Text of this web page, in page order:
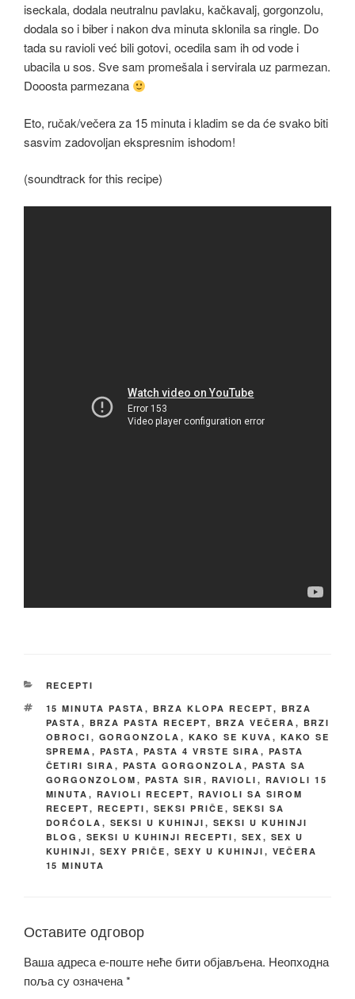
iseckala, dodala neutralnu pavlaku, kačkavalj, gorgonzolu,
dodala so i biber i nakon dva minuta sklonila sa ringle. Do
tada su ravioli već bili gotovi, ocedila sam ih od vode i
ubacila u sos. Sve sam promešala i servirala uz parmezan.
Dooosta parmezana
Eto, ručak/večera za 15 minuta i kladim se da će svako biti
sasvim zadovoljan ekspresnim ishodom!
(soundtrack for this recipe)
КАТЕГОРИЈЕ
RECEPTI
ОЗНАКЕ
15 MINUTA PASTA , BRZA KLOPA RECEPT, BRZA
PASTA , BRZA PASTA RECEPT, BRZA VEČERA , BRZI
OBROCI , GORGONZOLA , KAKO SE KUVA , KAKO SE
SPREMA , PASTA , PASTA 4 VRSTE SIRA , PASTA
ČETIRI SIRA , PASTA GORGONZOLA , PASTA SA
GORGONZOLOM , PASTA SIR , RAVIOLI , RAVIOLI 15
MINUTA , RAVIOLI RECEPT, RAVIOLI SA SIROM
RECEPT, RECEPTI , SEKSI PRIČE , SEKSI SA
DORĆOLA , SEKSI U KUHINJI , SEKSI U KUHINJI
BLOG , SEKSI U KUHINJI RECEPTI , SEX , SEX U
KUHINJI , SEXY PRIČE , SEXY U KUHINJI , VEČERA
15 MINUTA
Оставите одговор
Ваша адреса е-поште неће бити објављена. Неопходна
поља су означена*